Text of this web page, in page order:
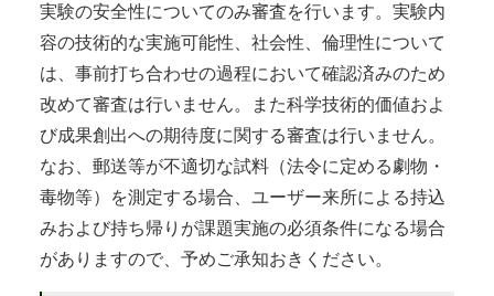
実験の安全性についてのみ審査を行います。実験内
容の技術的な実施可能性、社会性、倫理性について
は、事前打ち合わせの過程において確認済みのため
改めて審査は行いません。また科学技術的価値およ
び成果創出への期待度に関する審査は行いません。
なお、郵送等が不適切な試料（法令に定める劇物・
毒物等）を測定する場合、ユーザー来所による持込
みおよび持ち帰りが課題実施の必須条件になる場合
がありますので、予めご承知おきください。